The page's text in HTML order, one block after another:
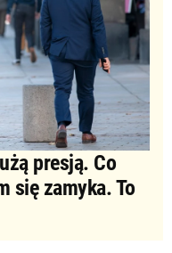
presją. Co
się zamyka. To